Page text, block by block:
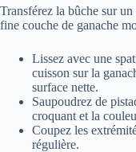
Transférez la bûche sur
fine couche de ganache
Lissez avec une
cuisson sur la
surface nette.
Saupoudrez de
croquant et la
Coupez les
régulière.